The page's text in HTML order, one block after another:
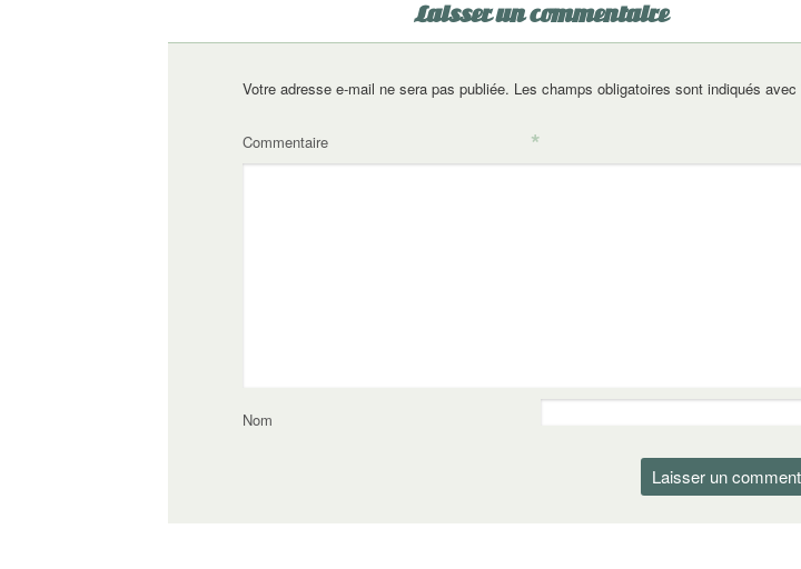
Laisser un commentaire
Votre adresse e-mail ne sera pas publiée. Les champs obligatoires sont indiqués avec
Commentaire *
Nom